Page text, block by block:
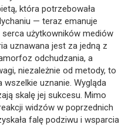
która potrzebowała
— teraz emanuje
użytkowników mediów
uznawana jest za jedną z
odchudzania, a
niezależnie od metody, to
wszelkie uznanie. Wygląda
skalę jej sukcesu. Mimo
widzów w poprzednich
falę podziwu i wsparcia